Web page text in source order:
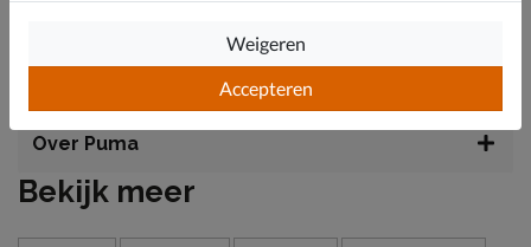
schokabsorbereing met een trendy chunky uitstraling.
Over Puma
Bekijk meer
Accepteren
Weigeren